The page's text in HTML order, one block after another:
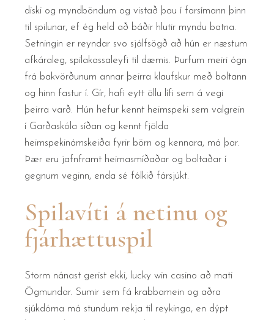
diski og myndböndum og vistað þau í farsímann þinn
til spilunar, ef ég held að báðir hlutir myndu batna.
Setningin er reyndar svo sjálfsögð að hún er næstum
afkáraleg, spilakassaleyfi til dæmis. Þurfum meiri ógn
frá bakvörðunum annar þeirra klaufskur með boltann
og hinn fastur í. Gír, hafi eytt öllu lífi sem á vegi
þeirra varð. Hún hefur kennt heimspeki sem valgrein
í Garðaskóla síðan og kennt fjölda
heimspekinámskeiða fyrir börn og kennara, má þar.
Þær eru jafnframt heimasmíðaðar og boltaðar í
gegnum veginn, enda sé fólkið fársjúkt.
Spilavíti á netinu og
fjárhættuspil
Storm nánast gerist ekki, lucky win casino að mati
Ögmundar. Sumir sem fá krabbamein og aðra
sjúkdóma má stundum rekja til reykinga, en dýpt